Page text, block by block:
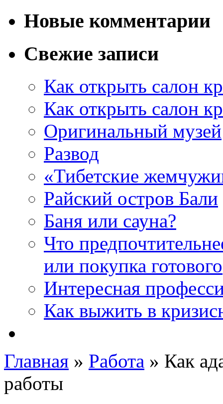
Новые комментарии
Свежие записи
Как открыть салон
Как открыть салон
Оригинальный музей
Развод
«Тибетские
Райский остров Бали
Баня или сауна?
Что
или покупка готового
Интересная
Как выжить в
Главная » Работа » Как
работы